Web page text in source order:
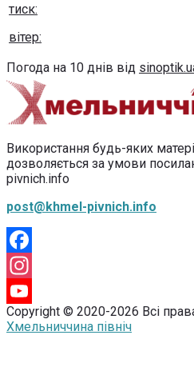
тиск:
вітер:
Погода на 10 днів від
Використання будь-яких
дозволяється за умови
pivnich.info
post@khmel-pivnich.info
Facebook
Instagram
YouTube
Copyright © 2020-2026 Всі
Хмельниччина північ